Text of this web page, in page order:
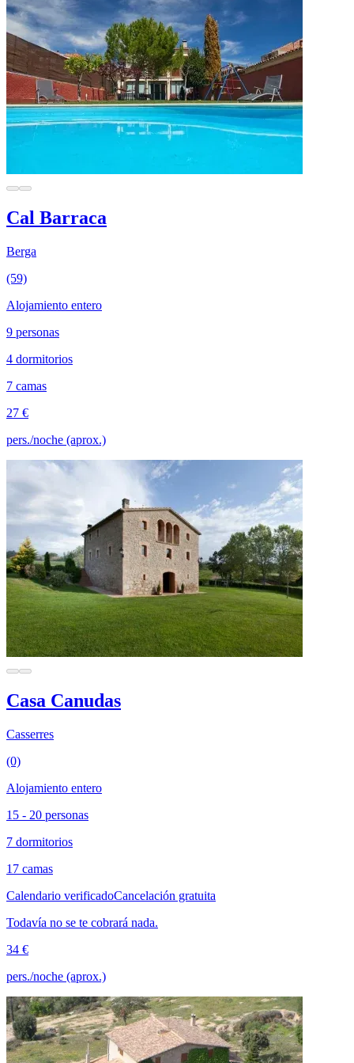
Cal Barraca
Berga
(59)
Alojamiento entero
9 personas
4 dormitorios
7 camas
27 €
pers./noche (aprox.)
Casa Canudas
Casserres
(0)
Alojamiento entero
15 - 20 personas
7 dormitorios
17 camas
Calendario verificadoCancelación gratuita
Todavía no se te cobrará nada.
34 €
pers./noche (aprox.)